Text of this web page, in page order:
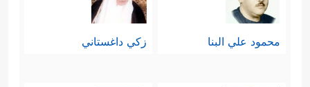
محمود علي البنا زكي داغستاني